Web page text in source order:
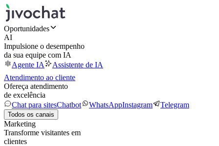
Oportunidades
AI
Impulsione o desempenho
da sua equipe com IA
Agente IA
Assistente de IA
Atendimento ao cliente
Ofereça atendimento
de excelência
Chat para sitesChatbot WhatsAppInstagram Telegram
Todos os canais
Marketing
Transforme visitantes em
clientes